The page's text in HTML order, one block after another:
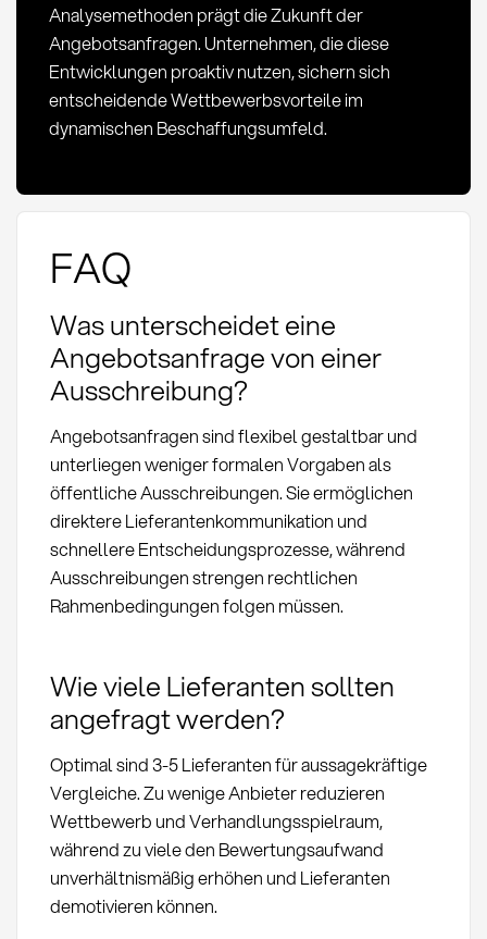
Analysemethoden prägt die Zukunft der
Angebotsanfragen. Unternehmen, die diese
Entwicklungen proaktiv nutzen, sichern sich
entscheidende Wettbewerbsvorteile im
dynamischen Beschaffungsumfeld.
FAQ
Was unterscheidet eine
Angebotsanfrage von einer
Ausschreibung?
Angebotsanfragen sind flexibel gestaltbar und
unterliegen weniger formalen Vorgaben als
öffentliche Ausschreibungen. Sie ermöglichen
direktere Lieferantenkommunikation und
schnellere Entscheidungsprozesse, während
Ausschreibungen strengen rechtlichen
Rahmenbedingungen folgen müssen.
Wie viele Lieferanten sollten
angefragt werden?
Optimal sind 3-5 Lieferanten für aussagekräftige
Vergleiche. Zu wenige Anbieter reduzieren
Wettbewerb und Verhandlungsspielraum,
während zu viele den Bewertungsaufwand
unverhältnismäßig erhöhen und Lieferanten
demotivieren können.